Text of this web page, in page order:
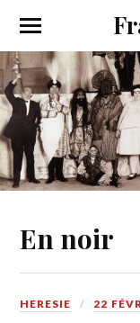
En noir
HERESIE 22